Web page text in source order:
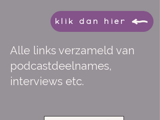
klik dan hier
Alle links verzameld van
podcastdeelnames,
interviews etc.